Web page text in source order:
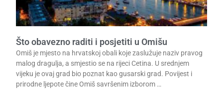
Što obavezno raditi i posjetiti u Omišu
Omiš je mjesto na hrvatskoj obali koje zaslužuje naziv pravog
malog dragulja, a smjestio se na rijeci Cetina. U srednjem
vijeku je ovaj grad bio poznat kao gusarski grad. Povijest i
prirodne ljepote čine Omiš savršenim izborom …